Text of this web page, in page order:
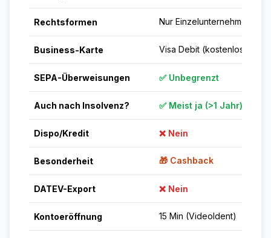
Rechtsformen Nur Einzelunternehmer
Business-Karte Visa Debit (kostenlos)
SEPA-Überweisungen ✅ Unbegrenzt
Auch nach Insolvenz? ✅ Meist ja (>1 Jahr)
Dispo/Kredit ❌ Nein
Besonderheit 🎁 Cashback
DATEV-Export ❌ Nein
Kontoeröffnung 15 Min (VideoIdent)